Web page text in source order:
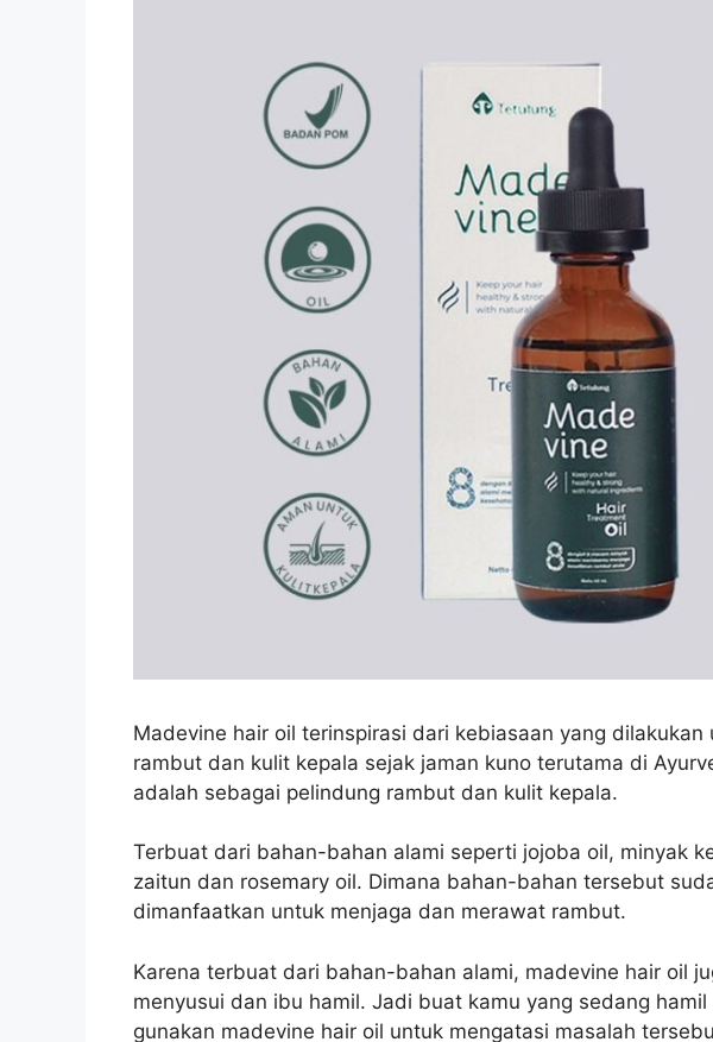
Madevine hair oil terinspirasi dari kebiasaan yang
rambut dan kulit kepala sejak jaman kuno terutama di
adalah sebagai pelindung rambut dan kulit kepala.
Terbuat dari bahan-bahan alami seperti jojoba oil, minyak
zaitun dan rosemary oil. Dimana bahan-bahan tersebut
dimanfaatkan untuk menjaga dan merawat rambut.
Karena terbuat dari bahan-bahan alami, madevine hair oil
menyusui dan ibu hamil. Jadi buat kamu yang sedang
gunakan madevine hair oil untuk mengatasi masalah